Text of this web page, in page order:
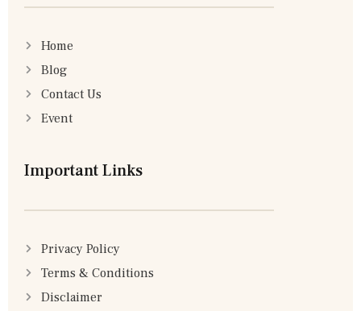
Home
Blog
Contact Us
Event
Important Links
Privacy Policy
Terms & Conditions
Disclaimer